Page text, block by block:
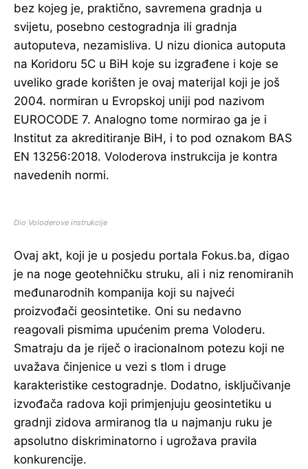
bez kojeg je, praktično, savremena gradnja u
svijetu, posebno cestogradnja ili gradnja
autoputeva, nezamisliva. U nizu dionica autoputa
na Koridoru 5C u BiH koje su izgrađene i koje se
uveliko grade korišten je ovaj materijal koji je još
2004. normiran u Evropskoj uniji pod nazivom
EUROCODE 7. Analogno tome normirao ga je i
Institut za akreditiranje BiH, i to pod oznakom BAS
EN 13256:2018. Voloderova instrukcija je kontra
navedenih normi.
Dio Voloderove instrukcije
Ovaj akt, koji je u posjedu portala Fokus.ba, digao
je na noge geotehničku struku, ali i niz renomiranih
međunarodnih kompanija koji su najveći
proizvođači geosintetike. Oni su nedavno
reagovali pismima upućenim prema Voloderu.
Smatraju da je riječ o iracionalnom potezu koji ne
uvažava činjenice u vezi s tlom i druge
karakteristike cestogradnje. Dodatno, isključivanje
izvođača radova koji primjenjuju geosintetiku u
gradnji zidova armiranog tla u najmanju ruku je
apsolutno diskriminatorno i ugrožava pravila
konkurencije.